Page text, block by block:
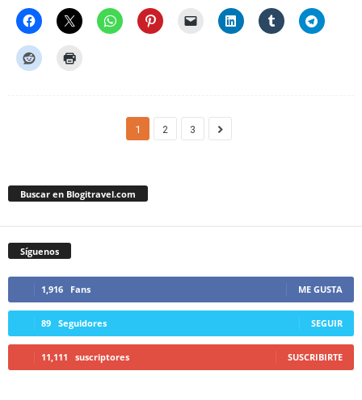
1 2 3
Buscar en Blogitravel.com
Síguenos
1,916 Fans ME GUSTA
89 Seguidores SEGUIR
11,111 suscriptores SUSCRIBIRTE